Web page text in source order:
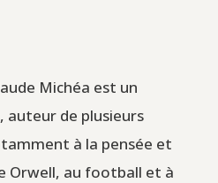
Michéa est un
auteur de plusieurs
à la pensée et
Orwell, au football et à